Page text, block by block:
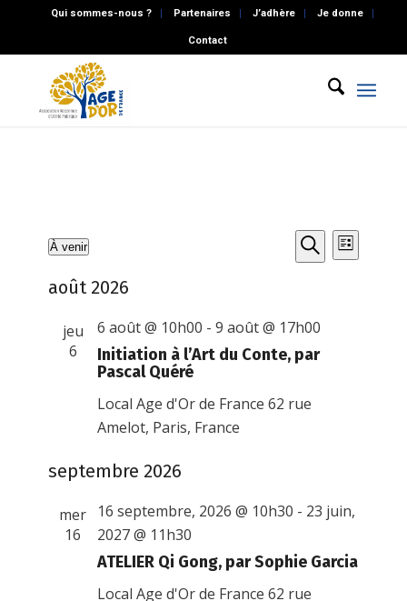
Qui sommes-nous ? Partenaires J’adhère Je donne
Contact
Évènements
et
de
vues
Recherche
de
Liste
À venir
une
août 2026
jeu
6
Initiation à l’Art du Conte, par
Pascal Quéré
6 août @ 10h00 -9 août @ 17h00
Local Age d'Or de France62 rue
Amelot, Paris, France
septembre 2026
mer
16
ATELIER Qi Gong, par Sophie Garcia
16 septembre, 2026 @ 10h30 - 23 juin,
2027 @ 11h30
Local Age d'Or de France62 rue